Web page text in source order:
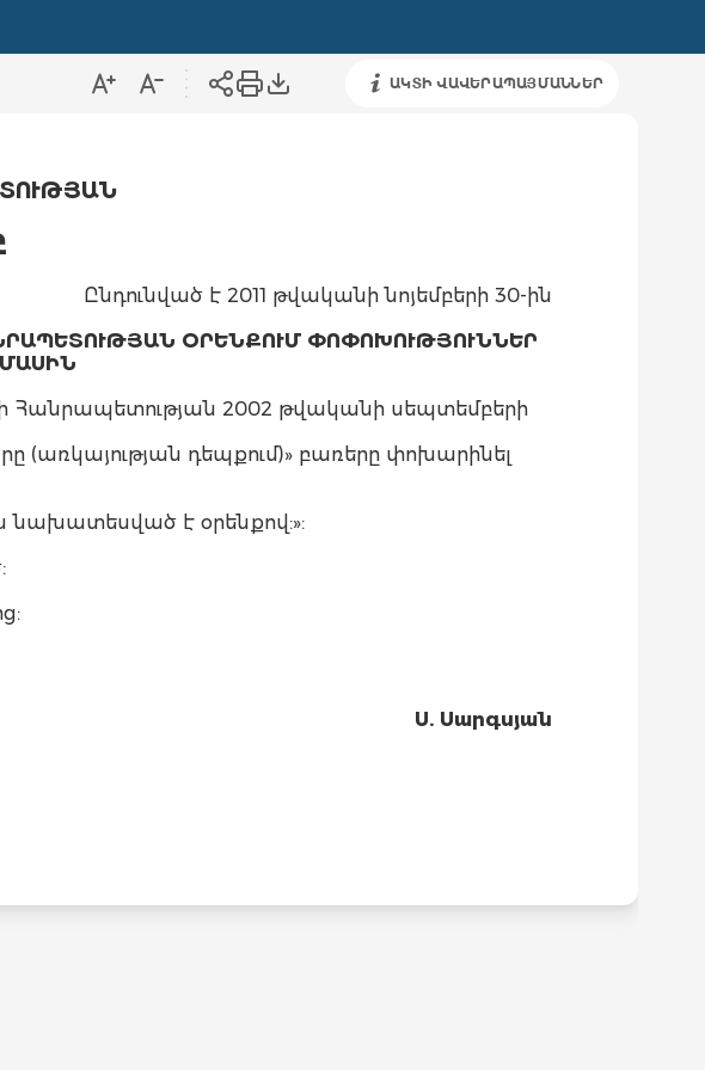
ԱԿՏԻ ՎԱՎԵՐԱՊԱՅՄԱՆՆԵՐ
Ընդունված է 2011 թվականի նոյեմբերի 30-ին
ՕՐԵՆՔՈՒՄ ՓՈՓՈԽՈՒԹՅՈՒՆՆԵՐ
2002 թվականի սեպտեմբերի
(առկայության դեպքում)» բառերը փոխարինել
նախատեսված է օրենքով:»:
Ս. Սարգսյան